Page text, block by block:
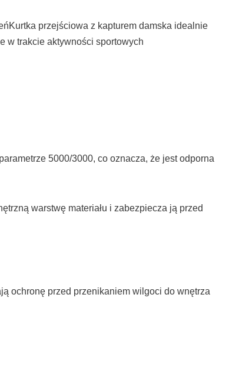
przejściowa z kapturem damska idealnie
w trakcie aktywności sportowych
5000/3000, co oznacza, że jest odporna
warstwę materiału i zabezpiecza ją przed
ochronę przed przenikaniem wilgoci do wnętrza